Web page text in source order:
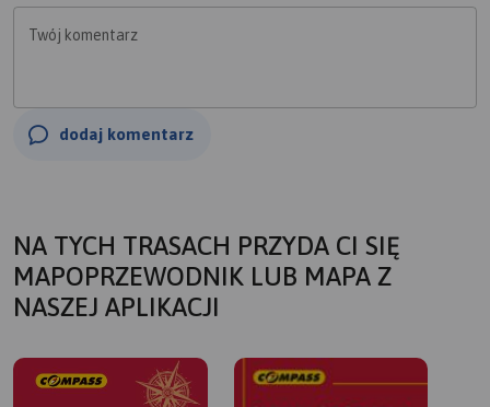
Twój komentarz
dodaj komentarz
NA TYCH TRASACH PRZYDA CI SIĘ
MAPOPRZEWODNIK LUB MAPA Z
NASZEJ APLIKACJI